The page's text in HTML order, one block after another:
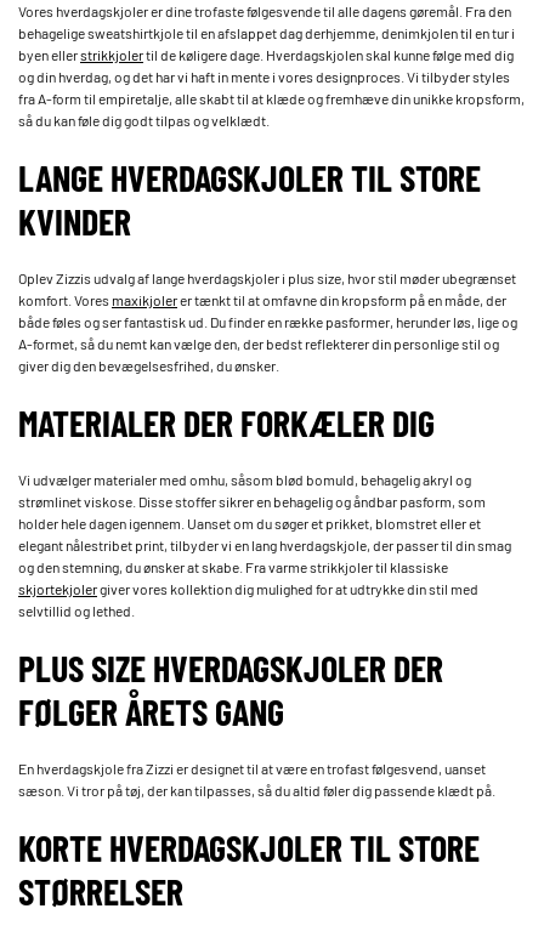
Vores hverdagskjoler er dine trofaste følgesvende til alle dagens gøremål. Fra den
behagelige sweatshirtkjole til en afslappet dag derhjemme, denimkjolen til en tur i
byen ellerstrikkjolertil de køligere dage. Hverdagskjolen skal kunne følge med dig
og din hverdag, og det har vi haft in mente i vores designproces. Vi tilbyder styles
fra A-form til empiretalje, alle skabt til at klæde og fremhæve din unikke kropsform,
så du kan føle dig godt tilpas og velklædt.
LANGE HVERDAGSKJOLER TIL STORE
KVINDER
Oplev Zizzis udvalg af lange hverdagskjoler i plus size, hvor stil møder ubegrænset
komfort. Voresmaxikjolerer tænkt til at omfavne din kropsform på en måde, der
både føles og ser fantastisk ud. Du finder en række pasformer, herunder løs, lige og
A-formet, så du nemt kan vælge den, der bedst reflekterer din personlige stil og
giver dig den bevægelsesfrihed, du ønsker.
MATERIALER DER FORKÆLER DIG
Vi udvælger materialer med omhu, såsom blød bomuld, behagelig akryl og
strømlinet viskose. Disse stoffer sikrer en behagelig og åndbar pasform, som
holder hele dagen igennem. Uanset om du søger et prikket, blomstret eller et
elegant nålestribet print, tilbyder vi en lang hverdagskjole, der passer til din smag
og den stemning, du ønsker at skabe. Fra varme strikkjoler til klassiske
skjortekjolergiver vores kollektion dig mulighed for at udtrykke din stil med
selvtillid og lethed.
PLUS SIZE HVERDAGSKJOLER DER
FØLGER ÅRETS GANG
En hverdagskjole fra Zizzi er designet til at være en trofast følgesvend, uanset
sæson. Vi tror på tøj, der kan tilpasses, så du altid føler dig passende klædt på.
KORTE HVERDAGSKJOLER TIL STORE
STØRRELSER